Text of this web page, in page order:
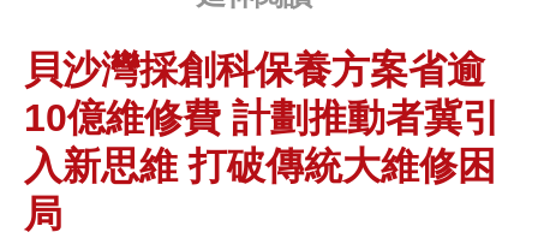
貝沙灣採創科保養方案省逾
10億維修費 計劃推動者冀引
入新思維 打破傳統大維修困
局